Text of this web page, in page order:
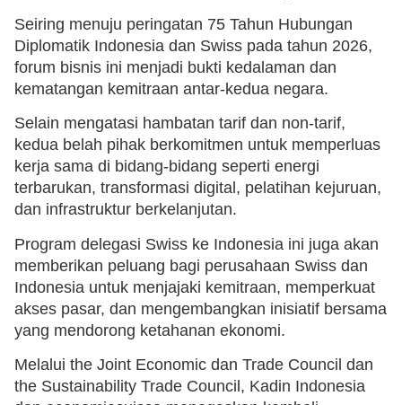
Seiring menuju peringatan 75 Tahun Hubungan
Diplomatik Indonesia dan Swiss pada tahun 2026,
forum bisnis ini menjadi bukti kedalaman dan
kematangan kemitraan antar-kedua negara.
Selain mengatasi hambatan tarif dan non-tarif,
kedua belah pihak berkomitmen untuk memperluas
kerja sama di bidang-bidang seperti energi
terbarukan, transformasi digital, pelatihan kejuruan,
dan infrastruktur berkelanjutan.
Program delegasi Swiss ke Indonesia ini juga akan
memberikan peluang bagi perusahaan Swiss dan
Indonesia untuk menjajaki kemitraan, memperkuat
akses pasar, dan mengembangkan inisiatif bersama
yang mendorong ketahanan ekonomi.
Melalui the Joint Economic dan Trade Council dan
the Sustainability Trade Council, Kadin Indonesia